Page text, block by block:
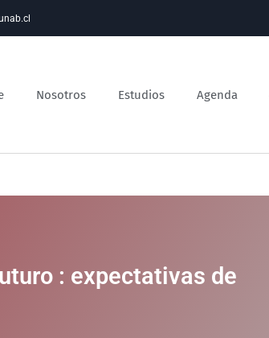
Nosotros Estudios Agenda
: expectativas de